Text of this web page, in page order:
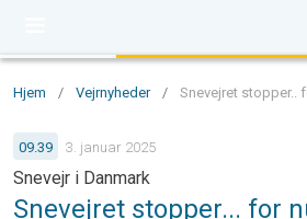
Hjem / Vejrnyheder / Snevejret stopper..
09.39 3. januar 2025
Snevejr i Danmark
Snevejret stopper... for